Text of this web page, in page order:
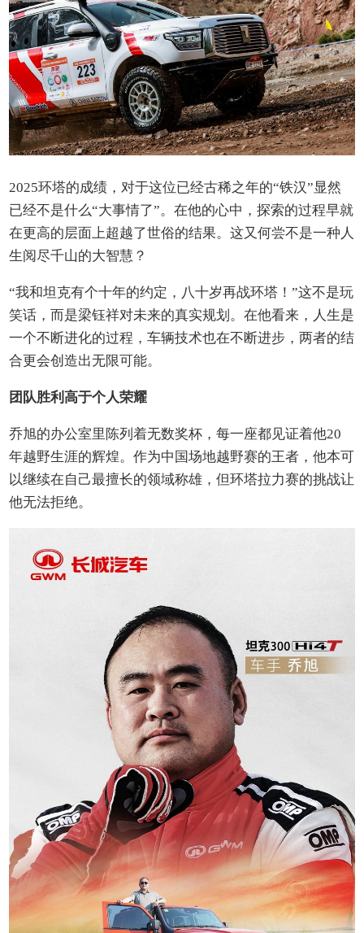
2025环塔的成绩，对于这位已经古稀之年的“铁汉”显然
已经不是什么“大事情了”。在他的心中，探索的过程早就
在更高的层面上超越了世俗的结果。这又何尝不是一种人
生阅尽千山的大智慧？
“我和坦克有个十年的约定，八十岁再战环塔！”这不是玩
笑话，而是梁钰祥对未来的真实规划。在他看来，人生是
一个不断进化的过程，车辆技术也在不断进步，两者的结
合更会创造出无限可能。
团队胜利高于个人荣耀
乔旭的办公室里陈列着无数奖杯，每一座都见证着他20
年越野生涯的辉煌。作为中国场地越野赛的王者，他本可
以继续在自己最擅长的领域称雄，但环塔拉力赛的挑战让
他无法拒绝。